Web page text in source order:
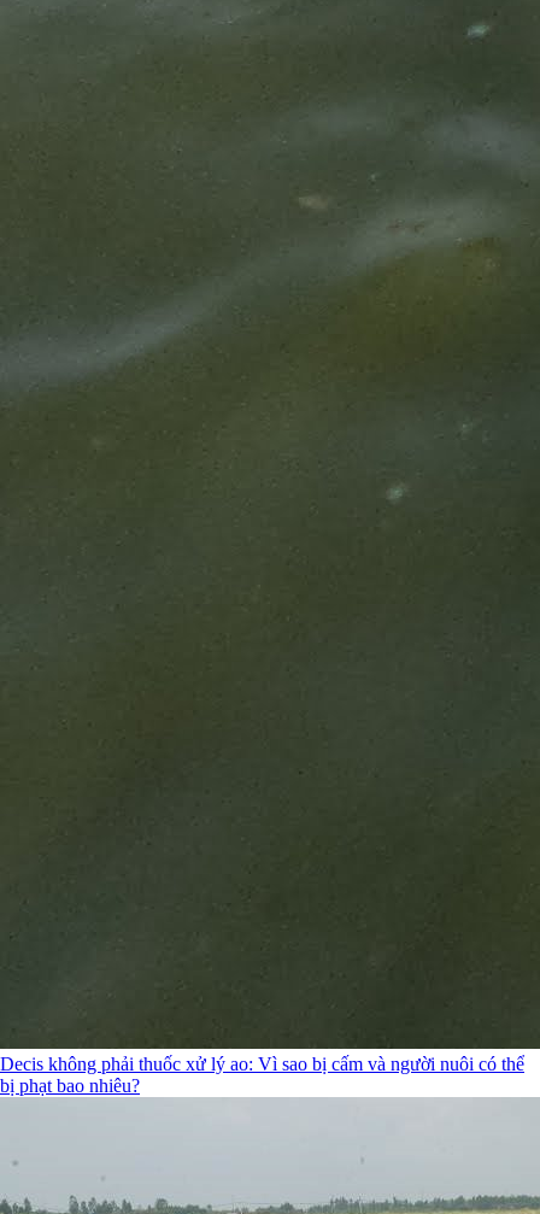
Decis không phải thuốc xử lý ao: Vì sao bị cấm và người nuôi có thể
bị phạt bao nhiêu?